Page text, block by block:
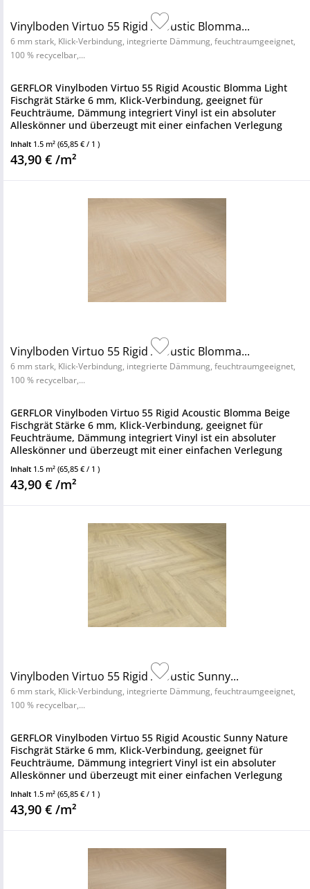
Vinylboden Virtuo 55 Rigid Acoustic Blomma...
6 mm stark, Klick-Verbindung, integrierte Dämmung, feuchtraumgeeignet,
100 % recycelbar,...
GERFLOR Vinylboden Virtuo 55 Rigid Acoustic Blomma Light
Fischgrät Stärke 6 mm, Klick-Verbindung, geeignet für
Feuchträume, Dämmung integriert Vinyl ist ein absoluter
Alleskönner und überzeugt mit einer einfachen Verlegung
sowie einem...
Inhalt 1.5 m² (65,85 € / 1 )
43,90 € /m²
Vinylboden Virtuo 55 Rigid Acoustic Blomma...
6 mm stark, Klick-Verbindung, integrierte Dämmung, feuchtraumgeeignet,
100 % recycelbar,...
GERFLOR Vinylboden Virtuo 55 Rigid Acoustic Blomma Beige
Fischgrät Stärke 6 mm, Klick-Verbindung, geeignet für
Feuchträume, Dämmung integriert Vinyl ist ein absoluter
Alleskönner und überzeugt mit einer einfachen Verlegung
sowie einem...
Inhalt 1.5 m² (65,85 € / 1 )
43,90 € /m²
Vinylboden Virtuo 55 Rigid Acoustic Sunny...
6 mm stark, Klick-Verbindung, integrierte Dämmung, feuchtraumgeeignet,
100 % recycelbar,...
GERFLOR Vinylboden Virtuo 55 Rigid Acoustic Sunny Nature
Fischgrät Stärke 6 mm, Klick-Verbindung, geeignet für
Feuchträume, Dämmung integriert Vinyl ist ein absoluter
Alleskönner und überzeugt mit einer einfachen Verlegung
sowie einem...
Inhalt 1.5 m² (65,85 € / 1 )
43,90 € /m²